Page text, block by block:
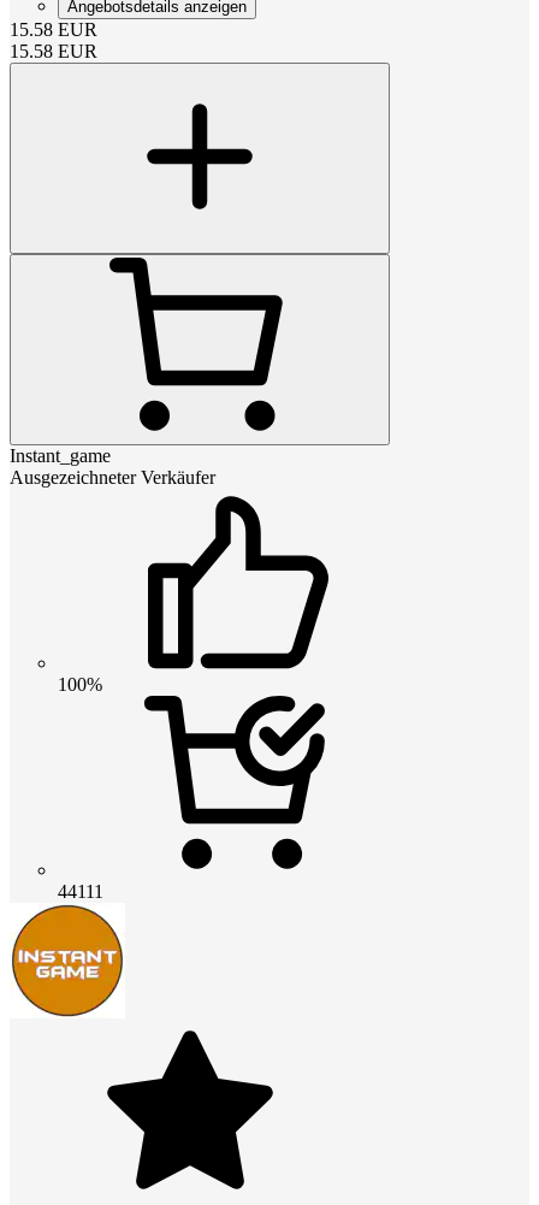
Angebotsdetails anzeigen
15.58 EUR
15.58 EUR
Instant_game
Ausgezeichneter Verkäufer
100%
44111